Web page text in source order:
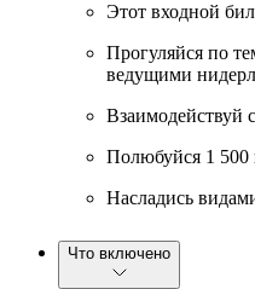
Этот входной
Прогуляйся по
ведущими
Взаимодействуй
Полюбуйся 1 500
Насладись
Что включено